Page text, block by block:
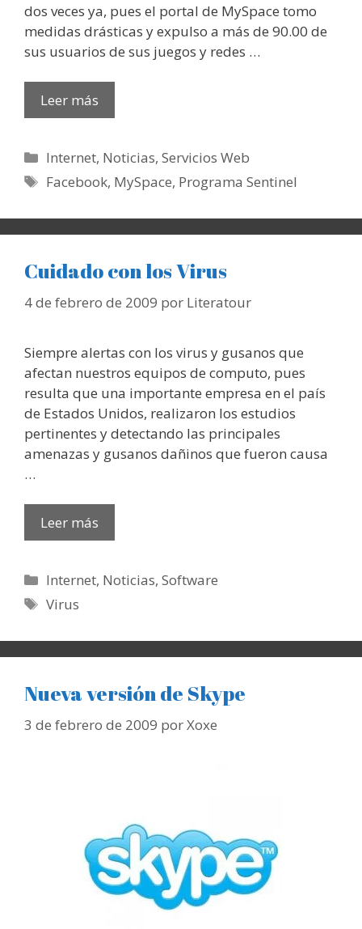
dos veces ya, pues el portal de MySpace tomo
medidas drásticas y expulso a más de 90.00 de
sus usuarios de sus juegos y redes …
Leer más
Categorías
Internet, Noticias,Servicios Web
Etiquetas
Facebook, MySpace, Programa Sentinel
Cuidado con los Virus
4 de febrero de 2009 por Literatour
Siempre alertas con los virus y gusanos que
afectan nuestros equipos de computo, pues
resulta que una importante empresa en el país
de Estados Unidos, realizaron los estudios
pertinentes y detectando las principales
amenazas y gusanos dañinos que fueron causa
…
Leer más
Categorías
Internet, Noticias,Software
Etiquetas
Virus
Nueva versión de Skype
3 de febrero de 2009 porXoxe